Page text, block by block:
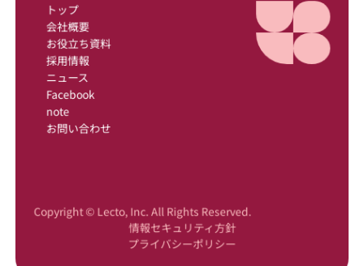
トップ
会社概要
お役立ち資料
採用情報
ニュース
Facebook
note
お問い合わせ
Copyright © Lecto, Inc. All Rights Reserved.
情報セキュリティ方針
プライバシーポリシー